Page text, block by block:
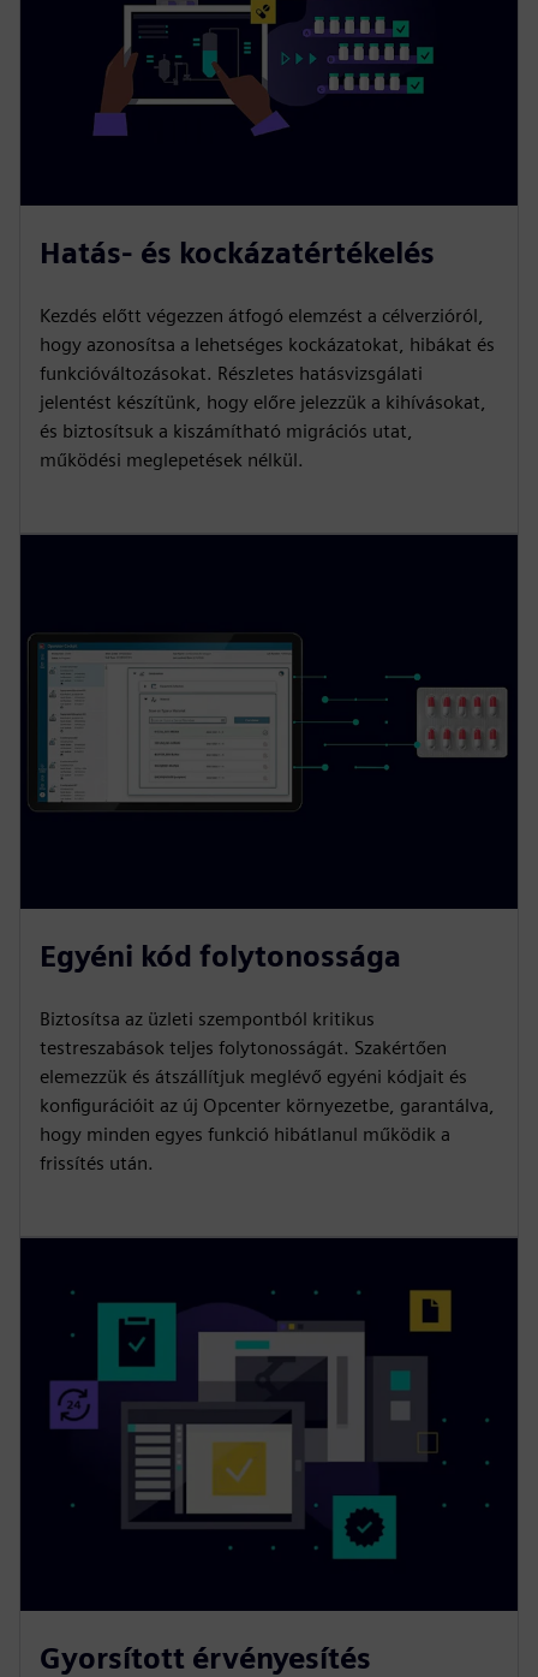
Hatás- és kockázatértékelés
Kezdés előtt végezzen átfogó elemzést a célverzióról,
hogy azonosítsa a lehetséges kockázatokat, hibákat és
funkcióváltozásokat. Részletes hatásvizsgálati
jelentést készítünk, hogy előre jelezzük a kihívásokat,
és biztosítsuk a kiszámítható migrációs utat,
működési meglepetések nélkül.
Egyéni kód folytonossága
Biztosítsa az üzleti szempontból kritikus
testreszabások teljes folytonosságát. Szakértően
elemezzük és átszállítjuk meglévő egyéni kódjait és
konfigurációit az új Opcenter környezetbe, garantálva,
hogy minden egyes funkció hibátlanul működik a
frissítés után.
Gyorsított érvényesítés